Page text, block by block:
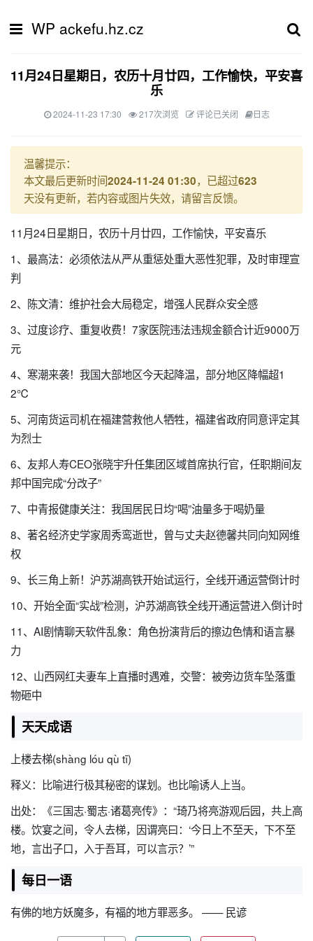
WP ackefu.hz.cz
11月24日星期日，农历十月廿四，工作愉快，平安喜
乐
2024-11-23 17:30 217次浏览 评论已关闭 日志
温馨提示：
本文最后更新时间2024-11-24 01:30，已超过623
天没有更新，若内容或图片失效，请留言反馈。
11月24日星期日，农历十月廿四，工作愉快，平安喜乐
1、最高法：必须依法从严从重惩处重大恶性犯罪，及时审理宣
判
2、陈文清：维护社会大局稳定，增强人民群众安全感
3、过度诊疗、重复收费！7家医院违法违规金额合计近9000万
元
4、寒潮来袭！我国大部地区今天起降温，部分地区降幅超1
2℃
5、河南货运司机在福建营救他人牺牲，福建省政府同意评定其
为烈士
6、友邦人寿CEO张晓宇升任集团区域首席执行官，任职期间友
邦中国完成“分改子”
7、中青报健康关注：我国居民日均“喝”油量多于喝奶量
8、著名经济史学家周秀鸾逝世，曾与丈夫赵德馨共同向知网维
权
9、长三角上新！沪苏湖高铁开始试运行，全线开通运营倒计时
10、开始全面“实战”检测，沪苏湖高铁全线开通运营进入倒计时
11、AI剧情聊天软件乱象：角色扮演背后的擦边色情和语言暴
力
12、山西网红夫妻车上直播时遇难，交警：被旁边货车坠落重
物砸中
天天成语
上楼去梯(shàng lóu qù tī)
释义：比喻进行极其秘密的谋划。也比喻诱人上当。
出处：《三国志·蜀志·诸葛亮传》：“琦乃将亮游观后园，共上高
楼。饮宴之间，令人去梯，因谓亮曰：‘今日上不至天，下不至
地，言出子口，入于吾耳，可以言示？’”
每日一语
有佛的地方妖魔多，有福的地方罪恶多。 —— 民谚